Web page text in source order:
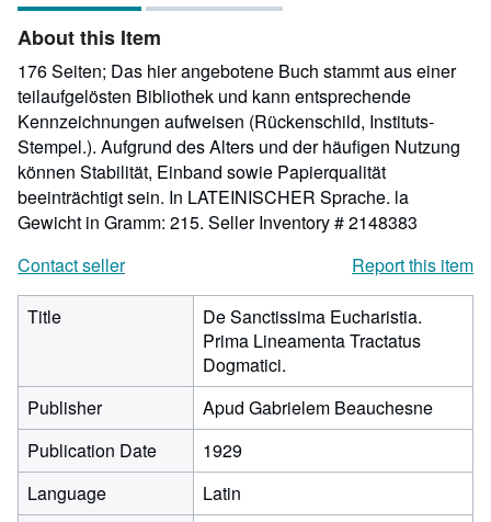
About this Item
176 Seiten; Das hier angebotene Buch stammt aus einer
teilaufgelösten Bibliothek und kann entsprechende
Kennzeichnungen aufweisen (Rückenschild, Instituts-
Stempel.). Aufgrund des Alters und der häufigen Nutzung
können Stabilität, Einband sowie Papierqualität
beeinträchtigt sein. In LATEINISCHER Sprache. la
Gewicht in Gramm: 215. Seller Inventory # 2148383
Contact seller
Report this item
Title
De Sanctissima Eucharistia.
Prima Lineamenta Tractatus
Dogmatici.
Publisher
Apud Gabrielem Beauchesne
Publication Date
1929
Language
Latin